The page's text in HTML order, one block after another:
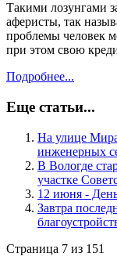
Такими лозунгами
аферисты, так
проблемы человек
при этом свою
Подробнее...
Еще статьи...
На улице
инженерных
В Вологде
участке
12 июня -
Завтра
Страница 7 из 151